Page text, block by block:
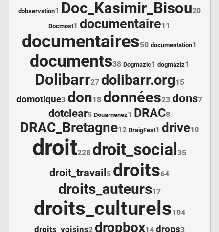
dobservation1 Doc_Kasimir_Bisou20
Docmost1 documentaire11
documentaires50 documentation1
documents38 Dogmazic1 dogmaziz1
Dolibarr27 dolibarr.org15
domotique3 don18 données23 dons7
dotclear5 Douarnenez1 DRAC8
DRAC_Bretagne12 DraigFest1 drive10
droit228 droit_social35
droit_travail5 droits64
droits_auteurs17
droits_culturels104
droits_voisins2 dropbox14 drops3